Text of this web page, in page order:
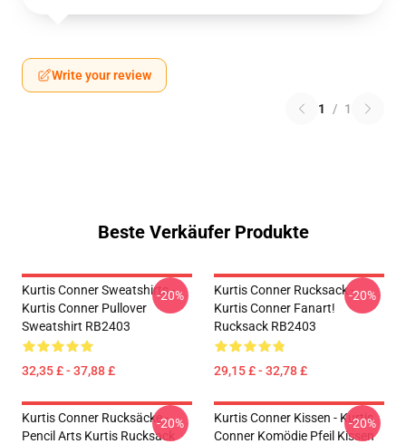
Write your review
1 / 1
Beste Verkäufer Produkte
Kurtis Conner Sweatshirts -
Kurtis Conner Pullover
Sweatshirt RB2403
32,35 £ - 37,88 £
-20%
Kurtis Conner Rucksack -
Kurtis Conner Fanart!
Rucksack RB2403
29,15 £ - 32,78 £
-20%
Kurtis Conner Rucksäcke -
Pencil Arts Kurtis Rucksack
-20%
Kurtis Conner Kissen - Kurtis
Conner Komödie Pfeil Kissen
-20%